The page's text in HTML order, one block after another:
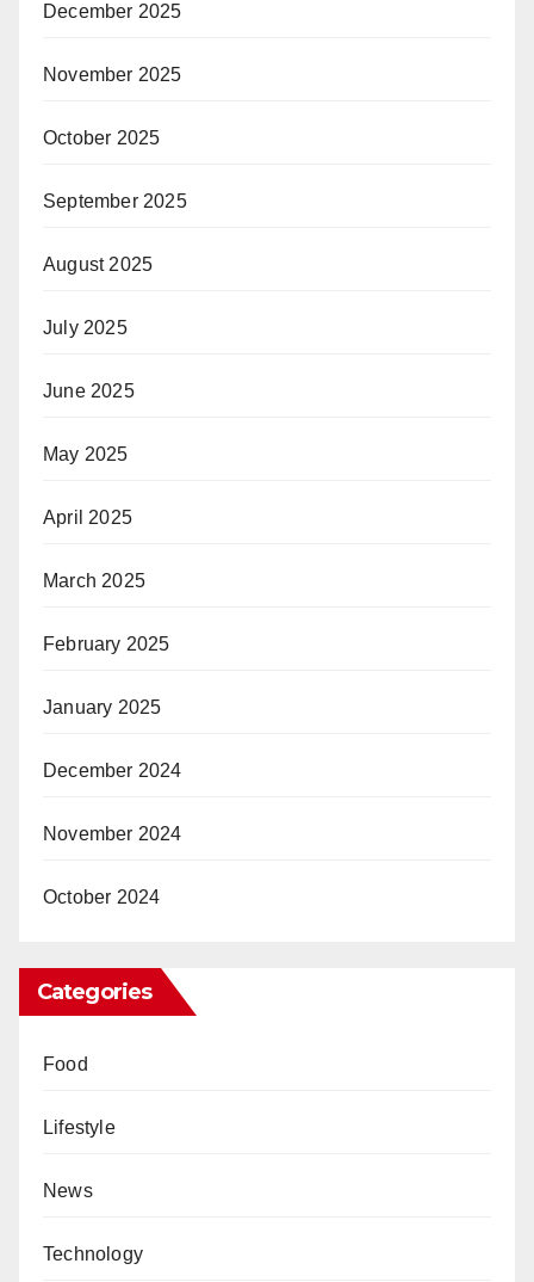
December 2025
November 2025
October 2025
September 2025
August 2025
July 2025
June 2025
May 2025
April 2025
March 2025
February 2025
January 2025
December 2024
November 2024
October 2024
Categories
Food
Lifestyle
News
Technology